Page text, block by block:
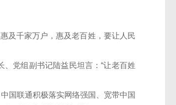
千家万户，惠及老百姓，要让人民
党组副书记陆益民坦言：“让老百姓
联通积极落实网络强国、宽带中国